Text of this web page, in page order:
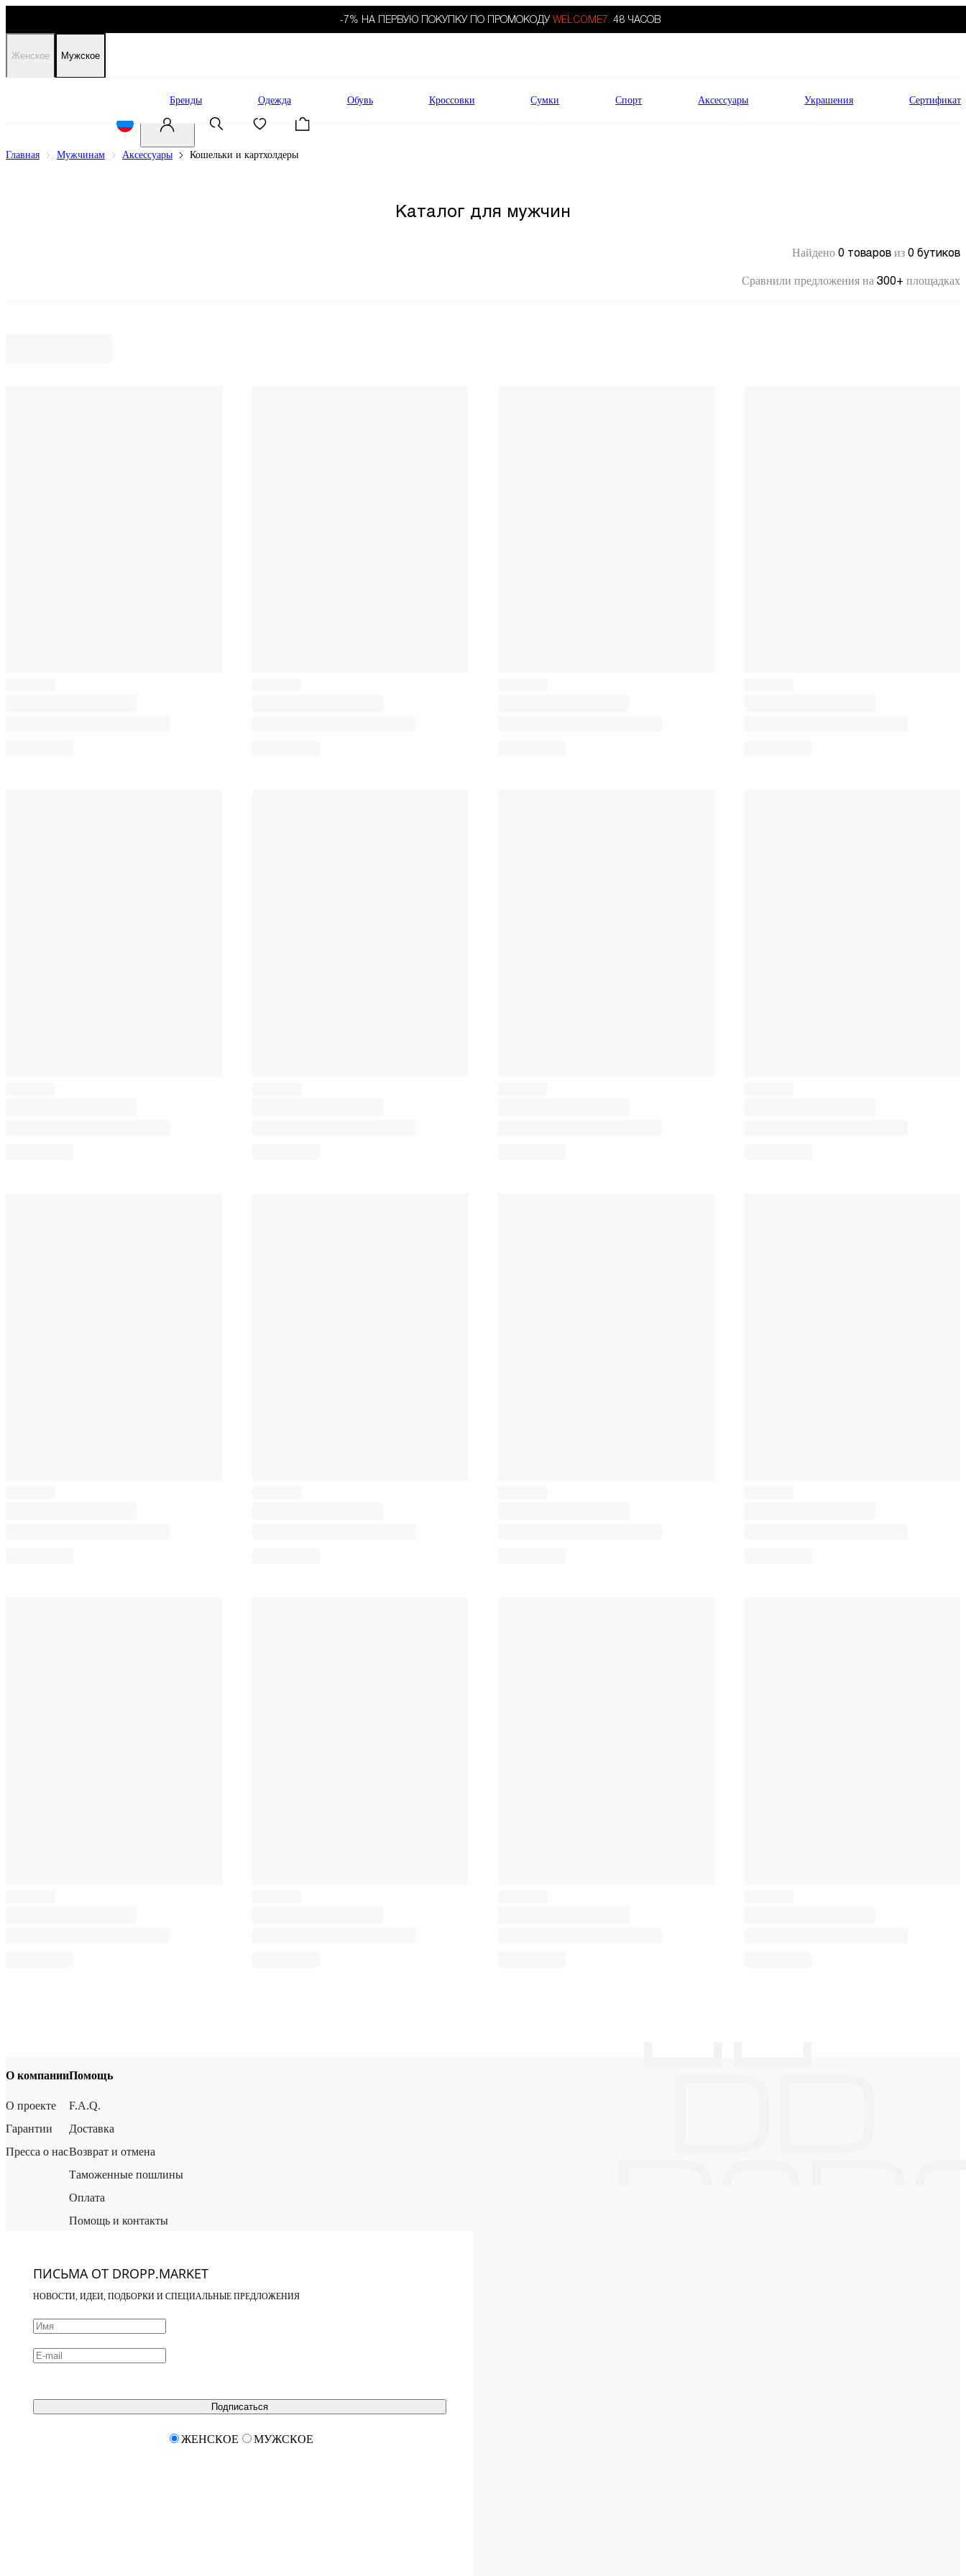
-7% НА ПЕРВУЮ ПОКУПКУ ПО ПРОМОКОДУ WELCOME7. 48 ЧАСОВ
Женское Мужское
Бренды Одежда Обувь Кроссовки Сумки Спорт Аксессуары Украшения Сертификат
Главная Мужчинам Аксессуары Кошельки и картхолдеры
Каталог для мужчин
Найдено 0 товаров из 0 бутиков
Сравнили предложения на 300+ площадках
О компании
О проекте
Гарантии
Пресса о нас
Помощь
F.A.Q.
Доставка
Возврат и отмена
Таможенные пошлины
Оплата
Помощь и контакты
ПИСЬМА ОТ DROPP.MARKET
НОВОСТИ, ИДЕИ, ПОДБОРКИ И СПЕЦИАЛЬНЫЕ ПРЕДЛОЖЕНИЯ
Подписаться
ЖЕНСКОЕ МУЖСКОЕ